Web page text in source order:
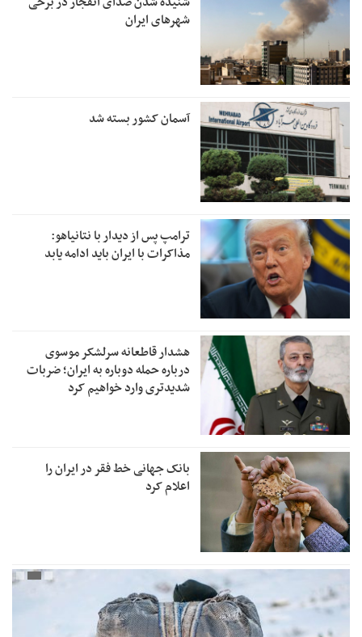
شهرهای ایران
آسمان کشور بسته شد
ترامپ پس از دیدار با نتانیاهو:
مذاکرات با ایران باید ادامه یابد
هشدار قاطعانه سرلشکر موسوی
درباره حمله دوباره به ایران؛ ضربات
شدیدتری وارد خواهیم کرد
بانک جهانی خط فقر در ایران را
اعلام کرد